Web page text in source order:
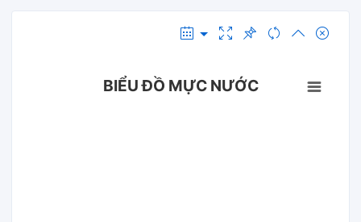
BIỂU ĐỒ MỰC NƯỚC